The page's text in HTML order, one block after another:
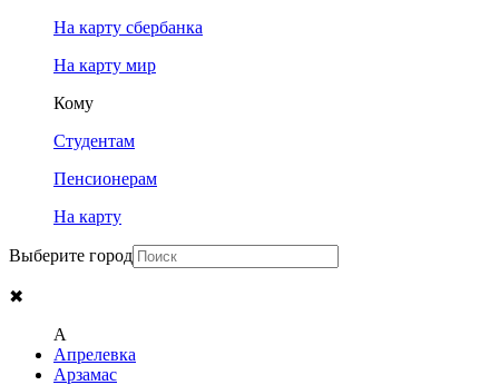
На карту сбербанка
На карту мир
Кому
Студентам
Пенсионерам
На карту
Выберите город
✖
A
Апрелевка
Арзамас